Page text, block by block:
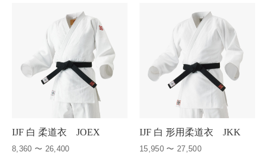
IJF 白 柔道衣 JOEX
8,360 〜 26,400
IJF 白 形用柔道衣 JKK
15,950 〜 27,500